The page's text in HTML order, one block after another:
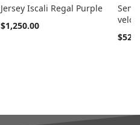
Jersey Iscali Regal Purple
Tan
$1,250.00